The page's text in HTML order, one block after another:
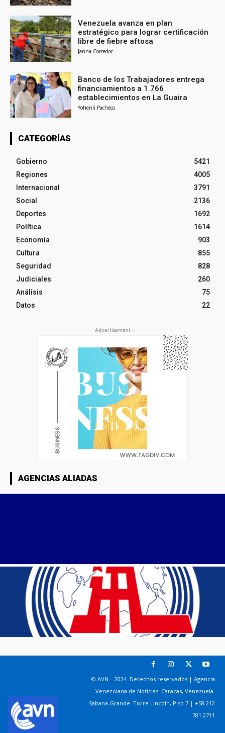
Venezuela avanza en plan
estratégico para lograr certificación
libre de fiebre aftosa
Janna Corredor
Banco de los Trabajadores entrega
financiamientos a 1.766
establecimientos en La Guaira
Yohenli Pacheco
CATEGORÍAS
Gobierno
5421
Regiones
4005
Internacional
3791
Social
2136
Deportes
1692
Política
1614
Economía
903
Cultura
855
Seguridad
828
Judiciales
260
Análisis
75
Datos
22
- Advertisement -
AGENCIAS ALIADAS
© AVN – 2024. Derechos reservados | Agencia
Venezolana de Noticias. Caracas, Venezuela.
Sabana Grande. Torre Lincoln, Piso 7 | +58 212
781 2711